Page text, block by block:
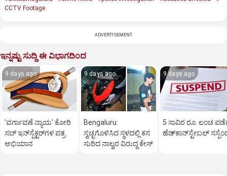
CCTV Footage
ADVERTISEMENT
ಇನ್ನಷ್ಟು ಸುದ್ದಿ ಈ ವಿಭಾಗದಿಂದ
9 days ago
ʼವರ್ಗಾವಣೆ ನ್ಯಾಯ' ಕೋರಿ
ಸಬ್‌ ಇನ್‌ಸ್ಪೆಕ್ಟರ್‌ಗಳ ಪತ್ರ
ಅಭಿಯಾನ
9 days ago
Bengaluru:
ಸ್ವಚ್ಛಗೊಳಿಸಿದ ಸ್ಥಳದಲ್ಲಿ ಕಸ
ಸುರಿದ ನಾಲ್ವರ ವಿರುದ್ಧ ಕೇಸ್‌
9 days ago
5 ಸಾವಿರ ರೂ. ಲಂಚ
ಹೆಡ್‌ಕಾನ್‌ಸ್ಟೇಬಲ್‌